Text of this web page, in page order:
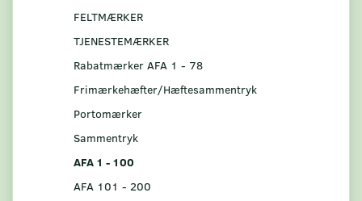
FELTMÆRKER
TJENESTEMÆRKER
Rabatmærker AFA 1 - 78
Frimærkehæfter/Hæftesammentryk
Portomærker
Sammentryk
AFA 1 - 100
AFA 101 - 200